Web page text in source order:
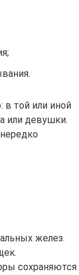
в той или иной
или девушки.
желез.
сохраняются